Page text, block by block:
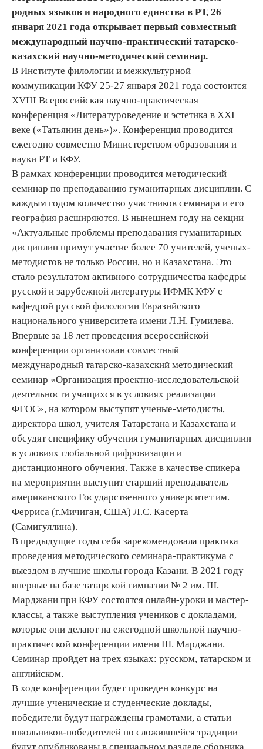
родных языков и народного единства в РТ, 26
января 2021 года открывает первый совместный
международный научно-практический татарско-
казахский научно-методический семинар.
В Институте филологии и межкультурной
коммуникации КФУ 25-27 января 2021 года состоится
XVIII Всероссийская научно-практическая
конференция «Литературоведение и эстетика в XXI
веке («Татьянин день»)». Конференция проводится
ежегодно совместно Министерством образования и
науки РТ и КФУ.
В рамках конференции проводится методический
семинар по преподаванию гуманитарных дисциплин. С
каждым годом количество участников семинара и его
география расширяются. В нынешнем году на секции
«Актуальные проблемы преподавания гуманитарных
дисциплин примут участие более 70 учителей, ученых-
методистов не только России, но и Казахстана. Это
стало результатом активного сотрудничества кафедры
русской и зарубежной литературы ИФМК КФУ с
кафедрой русской филологии Евразийского
национального университета имени Л.Н. Гумилева.
Впервые за 18 лет проведения всероссийской
конференции организован совместный
международный татарско-казахский методический
семинар «Организация проектно-исследовательской
деятельности учащихся в условиях реализации
ФГОС», на котором выступят ученые-методисты,
директора школ, учителя Татарстана и Казахстана и
обсудят специфику обучения гуманитарных дисциплин
в условиях глобальной цифровизации и
дистанционного обучения. Также в качестве спикера
на мероприятии выступит старший преподаватель
американского Государственного университет им.
Ферриса (г.Мичиган, США) Л.С. Касерта
(Самигуллина).
В предыдущие годы себя зарекомендовала практика
проведения методического семинара-практикума с
выездом в лучшие школы города Казани. В 2021 году
впервые на базе татарской гимназии № 2 им. Ш.
Марджани при КФУ состоятся онлайн-уроки и мастер-
классы, а также выступления учеников с докладами,
которые они делают на ежегодной школьной научно-
практической конференции имени Ш. Марджани.
Семинар пройдет на трех языках: русском, татарском и
английском.
В ходе конференции будет проведен конкурс на
лучшие ученические и студенческие доклады,
победители будут награждены грамотами, а статьи
школьников-победителей по сложившейся традиции